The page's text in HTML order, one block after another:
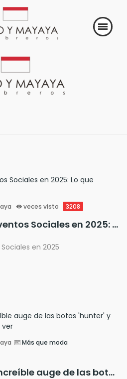
veces visto 3208
Tendencias para Eventos Sociales en 2025: Lo que Necesitas Saber
en 2025
Más que moda
Más que moda: El increíble auge de las botas 'hunter' y su trágico final | Vamos a ver